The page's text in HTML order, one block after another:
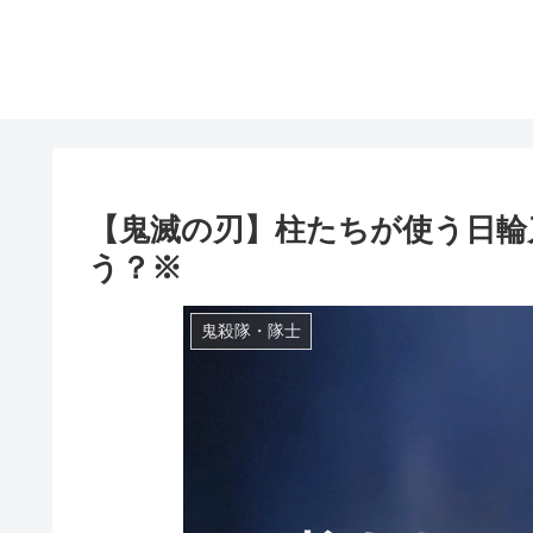
【鬼滅の刃】柱たちが使う日
う？※
鬼殺隊・隊士